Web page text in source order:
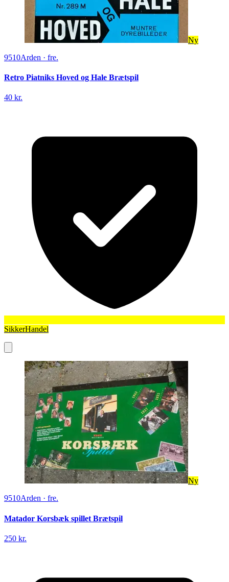
Ny
9510Arden · fre.
Retro Piatniks Hoved og Hale Brætspil
40 kr.
SikkerHandel
Ny
9510Arden · fre.
Matador Korsbæk spillet Brætspil
250 kr.